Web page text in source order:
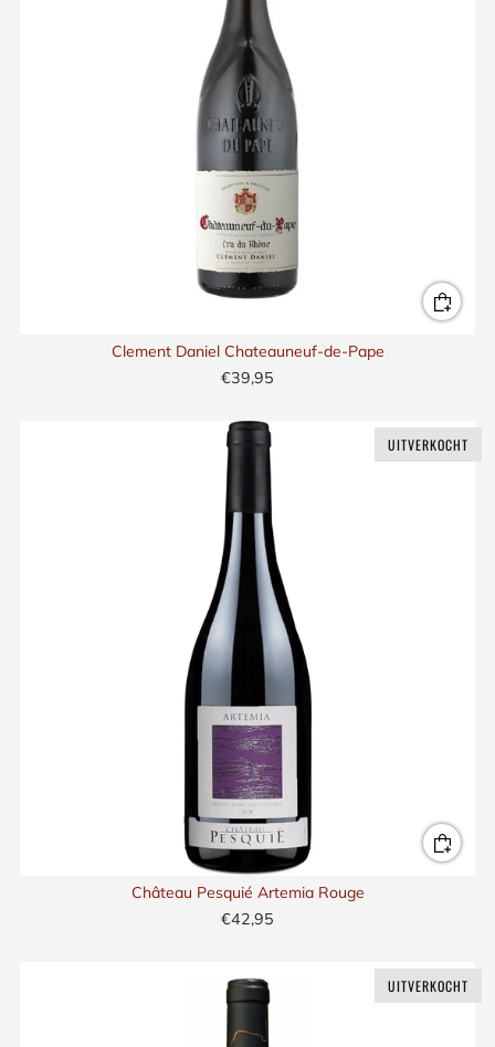
Clement Daniel Chateauneuf-de-Pape
€39,95
UITVERKOCHT
Château Pesquié Artemia Rouge
€42,95
UITVERKOCHT